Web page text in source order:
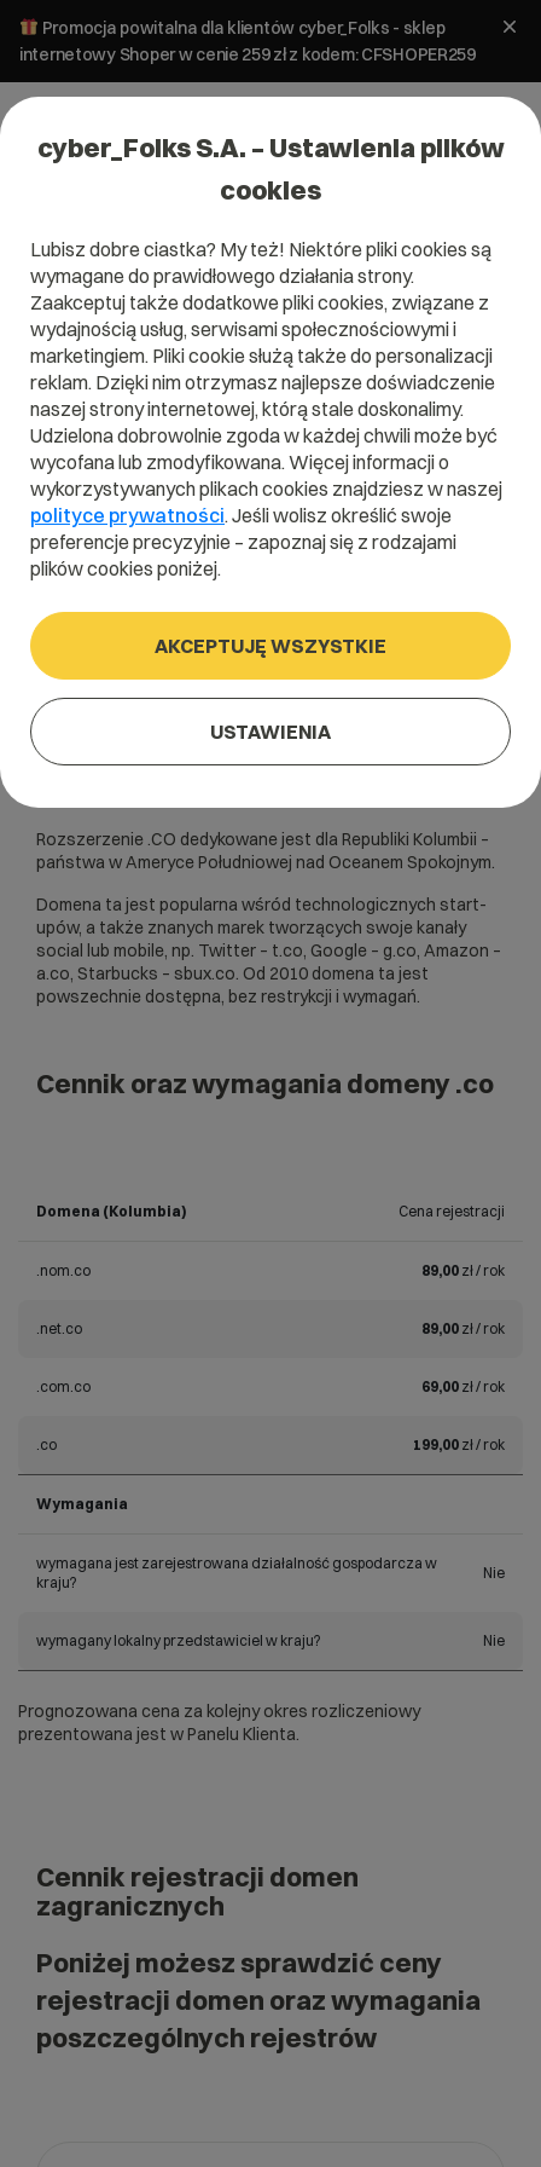
Promocja powitalna dla klientów cyber_Folks - sklep
internetowy Shoper w cenie 259 zł z kodem: CFSHOPER259
Domena .co
Zarejestruj adres www z domeną kolumbijską
.co
Szukaj
Rozszerzenie .CO dedykowane jest dla Republiki Kolumbii –
państwa w Ameryce Południowej nad Oceanem Spokojnym.
Domena ta jest popularna wśród technologicznych start-
upów, a także znanych marek tworzących swoje kanały
social lub mobile, np. Twitter – t.co, Google – g.co, Amazon –
a.co, Starbucks – sbux.co. Od 2010 domena ta jest
powszechnie dostępna, bez restrykcji i wymagań.
Cennik oraz wymagania domeny .co
Domena (Kolumbia) Cena rejestracji
.nom.co 89,00 zł / rok
.net.co 89,00 zł / rok
.com.co 69,00 zł / rok
.co 199,00 zł / rok
Wymagania
wymagana jest zarejestrowana działalność gospodarcza w
kraju?
Nie
wymagany lokalny przedstawiciel w kraju? Nie
Prognozowana cena za kolejny okres rozliczeniowy
prezentowana jest w Panelu Klienta.
Cennik rejestracji domen
zagranicznych
Poniżej możesz sprawdzić ceny
rejestracji domen oraz wymagania
poszczególnych rejestrów
cyber_Folks S.A. – Ustawienia plików
cookies
Lubisz dobre ciastka? My też! Niektóre pliki cookies są
wymagane do prawidłowego działania strony.
Zaakceptuj także dodatkowe pliki cookies, związane z
wydajnością usług, serwisami społecznościowymi i
marketingiem. Pliki cookie służą także do personalizacji
reklam. Dzięki nim otrzymasz najlepsze doświadczenie
naszej strony internetowej, którą stale doskonalimy.
Udzielona dobrowolnie zgoda w każdej chwili może być
wycofana lub zmodyfikowana. Więcej informacji o
wykorzystywanych plikach cookies znajdziesz w naszej
polityce prywatności. Jeśli wolisz określić swoje
preferencje precyzyjnie – zapoznaj się z rodzajami
plików cookies poniżej.
AKCEPTUJĘ WSZYSTKIE
USTAWIENIA